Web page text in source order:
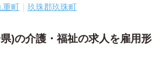
重町 玖珠郡玖珠町
)の介護・福祉の求人を雇用形